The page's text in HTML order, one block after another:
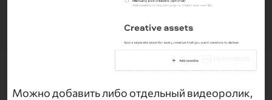
Можно добавить либо отдельный видеоролик,